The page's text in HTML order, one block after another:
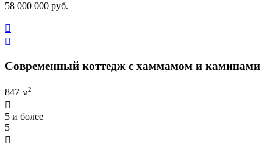
58 000 000 руб.


Современный коттедж с хаммамом и каминами
847 м2

5 и более
5
